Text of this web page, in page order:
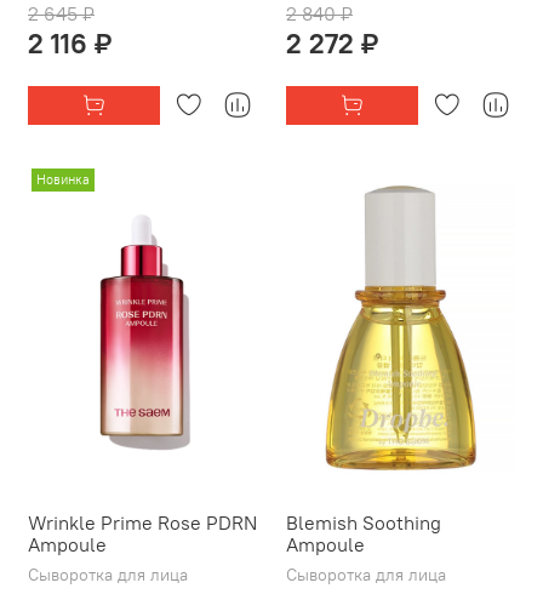
2 645 ₽
2 116 ₽
2 840 ₽
2 272 ₽
Новинка
Wrinkle Prime Rose PDRN
Ampoule
Сыворотка для лица
Blemish Soothing
Ampoule
Сыворотка для лица